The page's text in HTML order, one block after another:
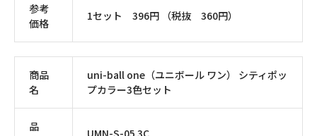
参考
価格
1セット 396円 （税抜 360円）
商品
名
uni-ball one（ユニボール ワン） シティポッ
プカラー3色セット
品
UMN-S-05 3C